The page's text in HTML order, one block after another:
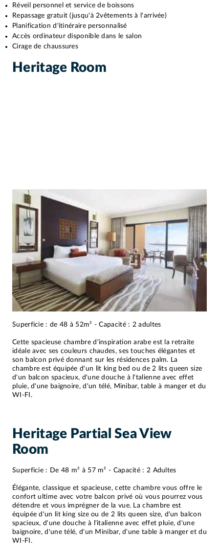
Réveil personnel et service de boissons
Repassage gratuit (jusqu'à 2vêtements à l'arrivée)
Planification d'itinéraire personnalisé
Accès ordinateur disponible dans le salon
Cirage de chaussures
Heritage Room
Superficie : de 48 à 52m² - Capacité : 2 adultes
Cette spacieuse chambre d'inspiration arabe est la retraite
idéale avec ses couleurs chaudes, ses touches élégantes et
son balcon privé donnant sur les résidences palm. La
chambre est équipée d'un lit king bed ou de 2 lits queen size
d'un balcon spacieux, d'une douche à l'talienne avec effet
pluie, d'une baignoire, d'un télé, Minibar, table à manger et du
WI-FI.
Heritage Partial Sea View
Room
Superficie : De 48 m² à 57 m² - Capacité : 2 Adultes
Élégante, classique et spacieuse, cette chambre vous offre le
confort ultime avec votre balcon privé où vous pourrez vous
détendre et vous imprégner de la vue. La chambre est
équipée d'un lit king size ou de 2 lits queen size, d'un balcon
spacieux, d'une douche à l'italienne avec effet pluie, d'une
baignoire, d'une télé, d'un Minibar, d'une table à manger et du
WI-FI.